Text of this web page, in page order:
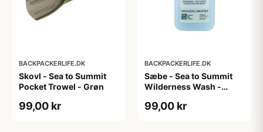
BACKPACKERLIFE.DK
Skovl - Sea to Summit
Pocket Trowel - Grøn
99,00 kr
BACKPACKERLIFE.DK
Sæbe - Sea to Summit
Wilderness Wash -
250 ml
99,00 kr